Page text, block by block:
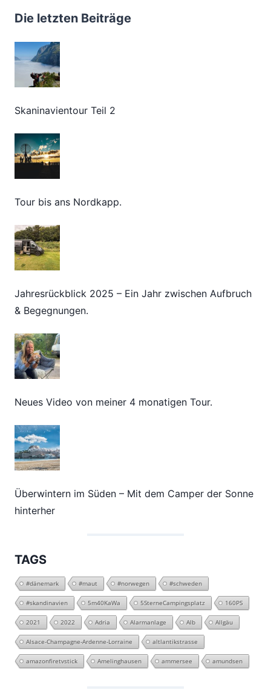
Die letzten Beiträge
Skaninavientour Teil 2
Tour bis ans Nordkapp.
Jahresrückblick 2025 – Ein Jahr zwischen Aufbruch
& Begegnungen.
Neues Video von meiner 4 monatigen Tour.
Überwintern im Süden – Mit dem Camper der Sonne
hinterher
TAGS
#dänemark #maut #norwegen #schweden
#skandinavien 5m40KaWa 5SterneCampingsplatz 160PS
2021 2022 Adria Alarmanlage Alb Allgäu
Alsace-Champagne-Ardenne-Lorraine altlantikstrasse
amazonfiretvstick Amelinghausen ammersee amundsen